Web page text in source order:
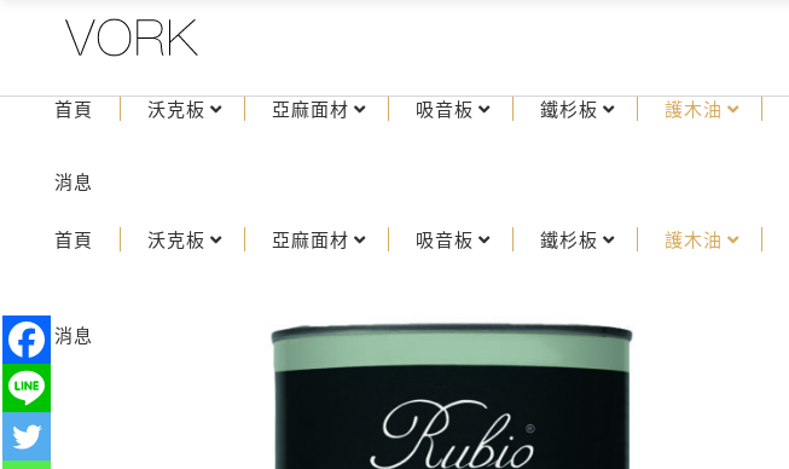
首頁 沃克板 亞麻面材 吸音板 鐵杉板 護木油
消息
首頁 沃克板 亞麻面材 吸音板 鐵杉板 護木油
消息